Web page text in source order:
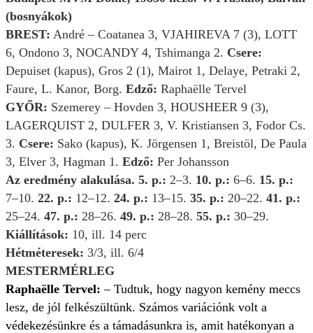
(bosnyákok)
BREST: André – Coatanea 3, VJAHIREVA 7 (3), LOTT
6, Ondono 3, NOCANDY 4, Tshimanga 2. Csere:
Depuiset (kapus), Gros 2 (1), Mairot 1, Delaye, Petraki 2,
Faure, L. Kanor, Borg. Edző: Raphaëlle Tervel
GYŐR: Szemerey – Hovden 3, HOUSHEER 9 (3),
LAGERQUIST 2, DULFER 3, V. Kristiansen 3, Fodor Cs.
3. Csere: Sako (kapus), K. Jörgensen 1, Breistöl, De Paula
3, Elver 3, Hagman 1. Edző: Per Johansson
Az eredmény alakulása. 5. p.: 2–3. 10. p.: 6–6. 15. p.:
7–10. 22. p.: 12–12. 24. p.: 13–15. 35. p.: 20–22. 41. p.:
25–24. 47. p.: 28–26. 49. p.: 28–28. 55. p.: 30–29.
Kiállítások: 10, ill. 14 perc
Hétméteresek: 3/3, ill. 6/4
MESTERMÉRLEG
Raphaëlle Tervel: – Tudtuk, hogy nagyon kemény meccs
lesz, de jól felkészültünk. Számos variációnk volt a
védekezésünkre és a támadásunkra is, amit hatékonyan a